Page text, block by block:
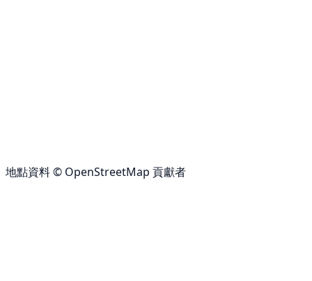
地點資料 © OpenStreetMap 貢獻者